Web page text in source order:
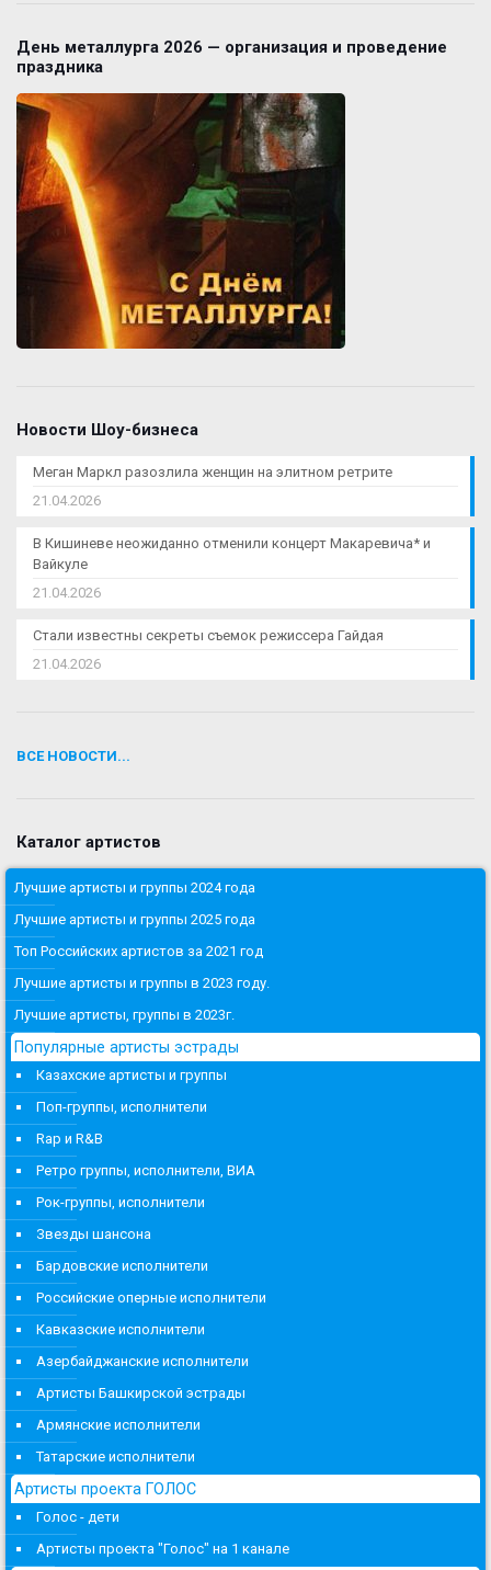
День металлурга 2026 — организация и проведение
праздника
Новости Шоу-бизнеса
Меган Маркл разозлила женщин на элитном ретрите
21.04.2026
В Кишиневе неожиданно отменили концерт Макаревича* и
Вайкуле
21.04.2026
Стали известны секреты съемок режиссера Гайдая
21.04.2026
ВСЕ НОВОСТИ...
Каталог артистов
Лучшие артисты и группы 2024 года
Лучшие артисты и группы 2025 года
Топ Российских артистов за 2021 год
Лучшие артисты и группы в 2023 году.
Лучшие артисты, группы в 2023г.
Популярные артисты эстрады
Казахские артисты и группы
Поп-группы, исполнители
Rap и R&B
Ретро группы, исполнители, ВИА
Рок-группы, исполнители
Звезды шансона
Бардовские исполнители
Российские оперные исполнители
Кавказские исполнители
Азербайджанские исполнители
Артисты Башкирской эстрады
Армянские исполнители
Татарские исполнители
Артисты проекта ГОЛОС
Голос - дети
Артисты проекта "Голос" на 1 канале